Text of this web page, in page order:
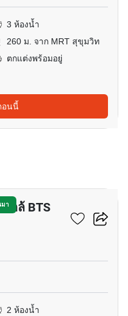
3 ห้องน้ำ
260 ม. จาก MRT สุขุมวิท
ตกแต่งพร้อมอยู่
อนนี้
มากล้ BTS
2 ห้องน้ำ